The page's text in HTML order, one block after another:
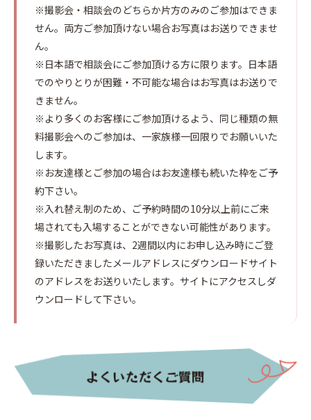
※撮影会・相談会のどちらか片方のみのご参加はできま
せん。両方ご参加頂けない場合お写真はお送りできませ
ん。
※日本語で相談会にご参加頂ける方に限ります。日本語
でのやりとりが困難・不可能な場合はお写真はお送りで
きません。
※より多くのお客様にご参加頂けるよう、同じ種類の無
料撮影会へのご参加は、一家族様一回限りでお願いいた
します。
※お友達様とご参加の場合はお友達様も続いた枠をご予
約下さい。
※入れ替え制のため、ご予約時間の10分以上前にご来
場されても入場することができない可能性があります。
※撮影したお写真は、2週間以内にお申し込み時にご登
録いただきましたメールアドレスにダウンロードサイト
のアドレスをお送りいたします。サイトにアクセスしダ
ウンロードして下さい。